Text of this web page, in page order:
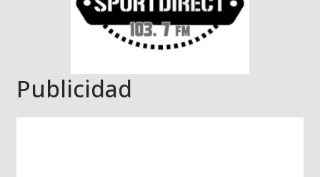
Publicidad